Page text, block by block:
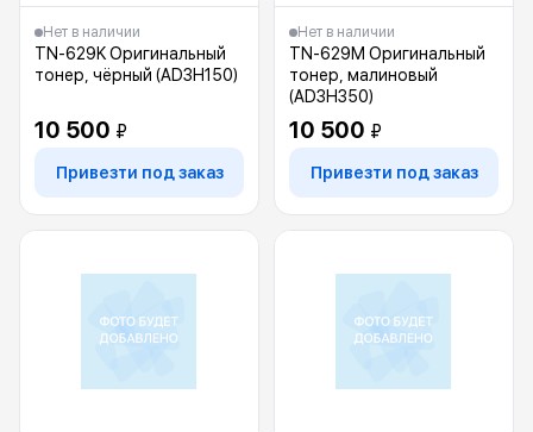
Нет в наличии
TN-629K Оригинальный
тонер, чёрный (AD3H150)
10 500 ₽
Привезти под заказ
Нет в наличии
TN-629M Оригинальный
тонер, малиновый
(AD3H350)
10 500 ₽
Привезти под заказ